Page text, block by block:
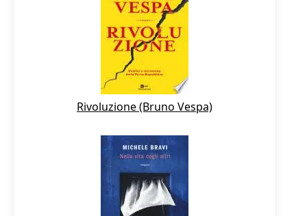
Rivoluzione (Bruno Vespa)